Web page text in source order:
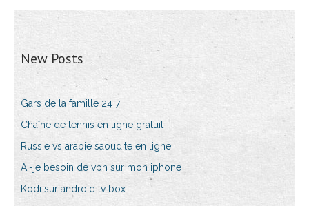
New Posts
Gars de la famille 24 7
Chaîne de tennis en ligne gratuit
Russie vs arabie saoudite en ligne
Ai-je besoin de vpn sur mon iphone
Kodi sur android tv box